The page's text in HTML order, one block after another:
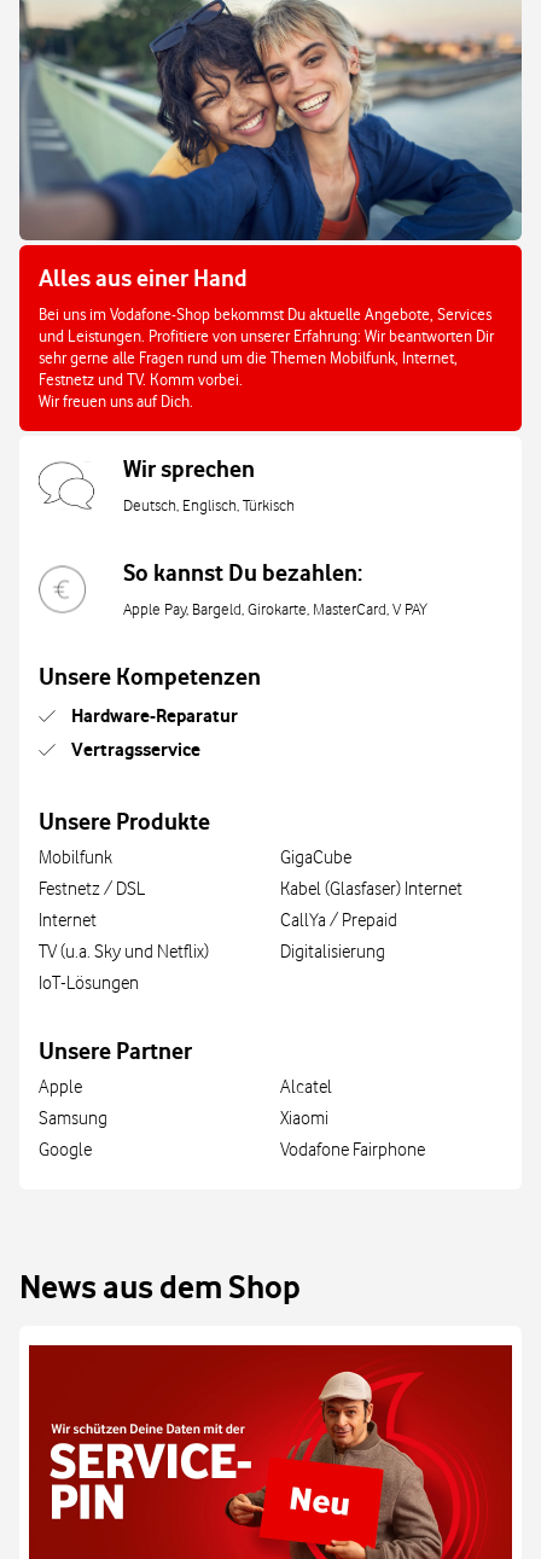
Alles aus einer Hand
Bei uns im Vodafone-Shop bekommst Du aktuelle Angebote, Services
und Leistungen. Profitiere von unserer Erfahrung: Wir beantworten Dir
sehr gerne alle Fragen rund um die Themen Mobilfunk, Internet,
Festnetz und TV. Komm vorbei.
Wir freuen uns auf Dich.
Wir sprechen
Deutsch, Englisch, Türkisch
So kannst Du bezahlen:
Apple Pay, Bargeld, Girokarte, MasterCard, V PAY
Unsere Kompetenzen
Hardware-Reparatur
Vertragsservice
Unsere Produkte
Mobilfunk
Festnetz / DSL
Internet
TV (u.a. Sky und Netflix)
IoT-Lösungen
GigaCube
Kabel (Glasfaser) Internet
CallYa / Prepaid
Digitalisierung
Unsere Partner
Apple
Samsung
Google
Alcatel
Xiaomi
Vodafone Fairphone
News aus dem Shop